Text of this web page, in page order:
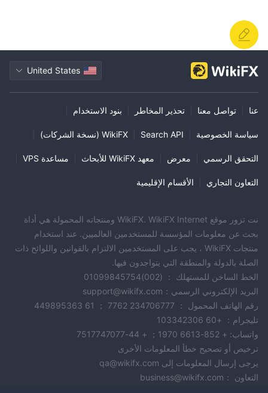
United States
عنا تواصل معنا تحذير المخاطر بنود الاستخدام
سياسة الخصوصية Search API WikiFX (نسخة الشركات)
التحقق الرسمي معرض معهد WikiFX للأبحاث مساعدة VPS
التعاون التجاري الأقسام الإقليمية
نت تزور موقع WikiFX. WikiFX Internet ومنتجاته المحمولة هي أداة
بحث عن معلومات المؤسسة للمستخدمين العالميين. عند استخدام
منتجات WikiFX ، يجب على المستخدمين الالتزام بالقوانين واللوائح ذات
الصلة بالدولة والمنطقة التي يتواجدون فيها.
الخط الساخن للمستهلك ： (002)01099845754
البريد الإلكتروني الرسمي：support@wikifx.com
رقم الهاتف المحمول ： 234706777 7762 ； 61 449895363
تليجرام： +60 103342306
واتساب: + 852-6613 1970； + 44-7517747077
ترخيص أو تصحيح خطأ المعلومات الأخرى
يرجى إرسال المعلومات إلى qa@wikifx.com
التعاون ：business@wikifx.com